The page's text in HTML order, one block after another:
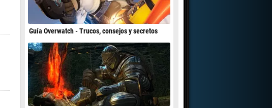
Guía Overwatch - Trucos, consejos y secretos